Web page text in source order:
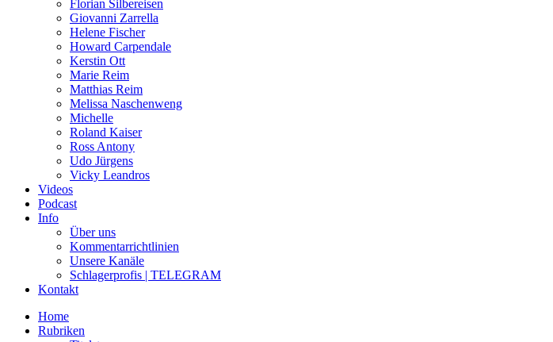
Florian Silbereisen
Giovanni Zarrella
Helene Fischer
Howard Carpendale
Kerstin Ott
Marie Reim
Matthias Reim
Melissa Naschenweng
Michelle
Roland Kaiser
Ross Antony
Udo Jürgens
Vicky Leandros
Videos
Podcast
Info
Über uns
Kommentarrichtlinien
Unsere Kanäle
Schlagerprofis | TELEGRAM
Kontakt
Home
Rubriken